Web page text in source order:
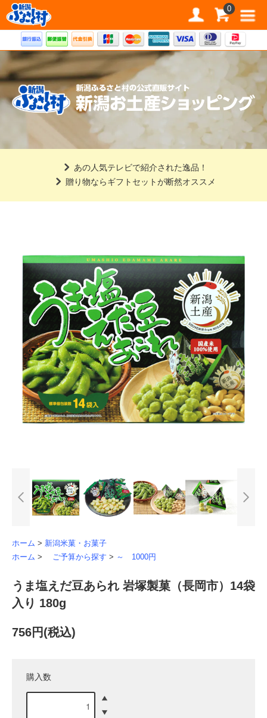
道の駅 新潟ふるさと村公式直販サイト 0
あの人気テレビで紹介された逸品！
贈り物ならギフトセットが断然オススメ
ホーム > 新潟米菓・お菓子
ホーム > ご予算から探す > ～ 1000円
うま塩えだ豆あられ 岩塚製菓（長岡市）14袋
入り 180g
756円(税込)
購入数